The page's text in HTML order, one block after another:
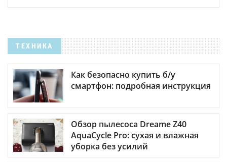
ТЕХНИКА
Как безопасно купить б/у
смартфон: подробная инструкция
Обзор пылесоса Dreame Z40
AquaCycle Pro: сухая и влажная
уборка без усилий